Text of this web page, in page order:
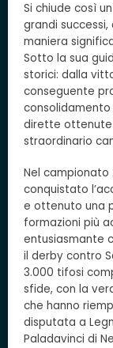
Si chiude così
grandi
maniera
Sotto la sua
storici: dalla
conseguente
dirette ottenute
straordinario
Nel campionato
conquistato
e ottenuto una
formazioni più
entusiasmante
il derby contro
3.000 tifosi
sfide, con la
che hanno
disputata a
Paladavinci di